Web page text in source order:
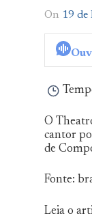
On 19 de
O
cantor
de
Fonte:
Leia o